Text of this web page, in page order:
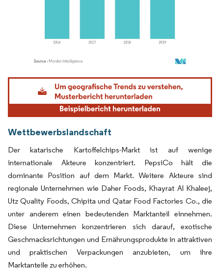
Bild © Mordor Intelligence. Wiederverwendung erfordert Namensnennung gemäß
Wettbewerbslandschaft
Der katarische Kartoffelchips-Markt ist auf wenige
internationale Akteure konzentriert. PepsiCo hält die
dominante Position auf dem Markt. Weitere Akteure sind
regionale Unternehmen wie Daher Foods, Khayrat Al Khaleej,
Utz Quality Foods, Chipita und Qatar Food Factories Co., die
unter anderem einen bedeutenden Marktanteil einnehmen.
Diese Unternehmen konzentrieren sich darauf, exotische
Geschmacksrichtungen und Ernährungsprodukte in attraktiven
und praktischen Verpackungen anzubieten, um ihre
Marktanteile zu erhöhen.